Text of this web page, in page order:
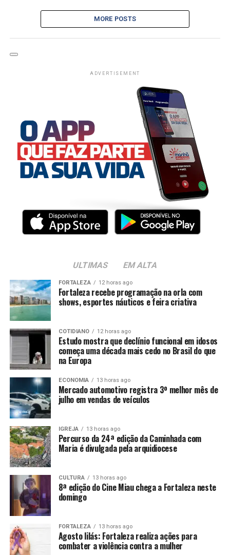
MORE POSTS
ADVERTISEMENT
ULTIMAS EM ALTA
FORTALEZA 12 horas ago
Fortaleza recebe programação na orla com
shows, esportes náuticos e feira criativa
COTIDIANO 12 horas ago
Estudo mostra que declínio funcional em idosos
começa uma década mais cedo no Brasil do que
na Europa
ECONOMIA 13 horas ago
Mercado automotivo registra 3º melhor mês de
julho em vendas de veículos
IGREJA 13 horas ago
Percurso da 24ª edição da Caminhada com
Maria é divulgada pela arquidiocese
CULTURA 13 horas ago
8ª edição do Cine Miau chega a Fortaleza neste
domingo
FORTALEZA 13 horas ago
Agosto lilás: Fortaleza realiza ações para
combater a violência contra a mulher